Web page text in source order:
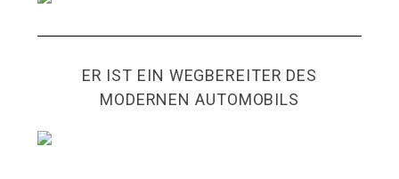
ER IST EIN WEGBEREITER DES
MODERNEN AUTOMOBILS